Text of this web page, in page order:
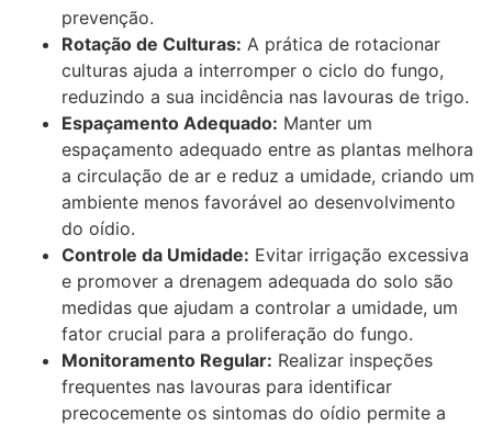
prevenção.
Rotação de Culturas: A prática de rotacionar
culturas ajuda a interromper o ciclo do fungo,
reduzindo a sua incidência nas lavouras de trigo.
Espaçamento Adequado: Manter um
espaçamento adequado entre as plantas melhora
a circulação de ar e reduz a umidade, criando um
ambiente menos favorável ao desenvolvimento
do oídio.
Controle da Umidade: Evitar irrigação excessiva
e promover a drenagem adequada do solo são
medidas que ajudam a controlar a umidade, um
fator crucial para a proliferação do fungo.
Monitoramento Regular: Realizar inspeções
frequentes nas lavouras para identificar
precocemente os sintomas do oídio permite a